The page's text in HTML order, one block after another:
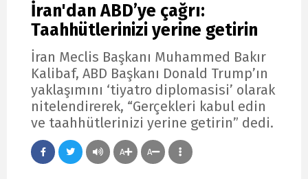
İran'dan ABD’ye çağrı:
Taahhütlerinizi yerine getirin
İran Meclis Başkanı Muhammed Bakır
Kalibaf, ABD Başkanı Donald Trump’ın
yaklaşımını ‘tiyatro diplomasisi’ olarak
nitelendirerek, “Gerçekleri kabul edin
ve taahhütlerinizi yerine getirin” dedi.
A A